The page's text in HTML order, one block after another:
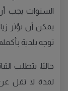
السنوات يجب
يمكن أن تؤثر
توجه بلدية
حاليًا، يتطلب
لمدة لا تقل